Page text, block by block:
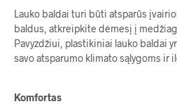
Lauko baldai turi būti atsparūs
baldus, atkreipkite dėmesį į
Pavyzdžiui, plastikiniai lauko baldai
savo atsparumo klimato sąlygoms ir
Komfortas